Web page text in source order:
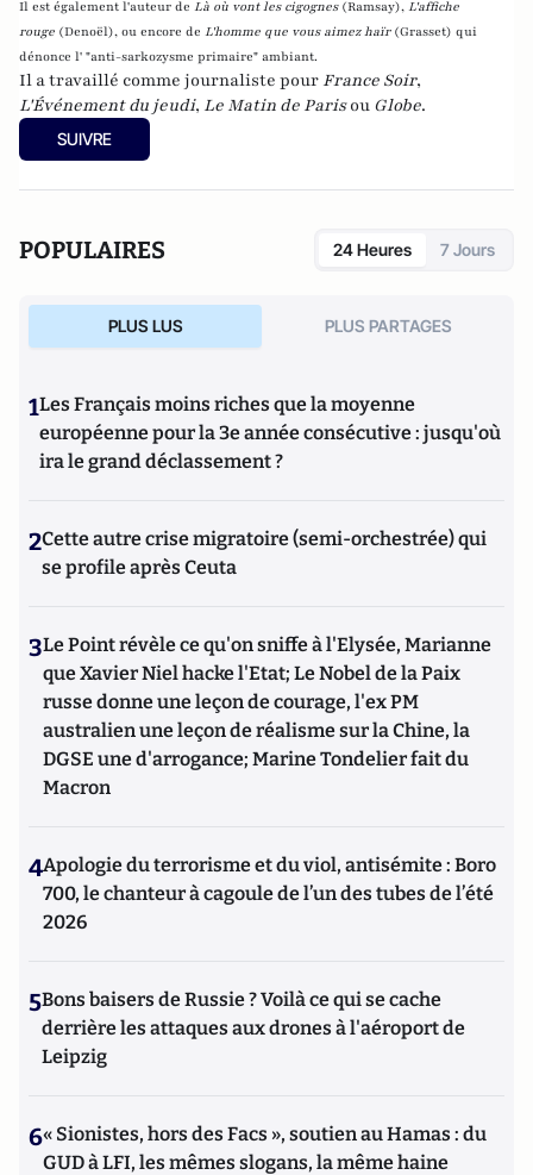
Il est également l'auteur de Là où vont les cigognes (Ramsay), L'affiche
rouge (Denoël), ou encore de L'homme que vous aimez haïr (Grasset) qui
dénonce l' "anti-sarkozysme primaire" ambiant.
Il a travaillé comme journaliste pour France Soir,
L'Événement du jeudi, Le Matin de Parisou Globe.
SUIVRE
POPULAIRES 24 Heures 7 Jours
PLUS LUS PLUS PARTAGES
1Les Français moins riches que la moyenne
européenne pour la 3e année consécutive : jusqu'où
ira le grand déclassement ?
2Cette autre crise migratoire (semi-orchestrée) qui
se profile après Ceuta
3Le Point révèle ce qu'on sniffe à l'Elysée, Marianne
que Xavier Niel hacke l'Etat; Le Nobel de la Paix
russe donne une leçon de courage, l'ex PM
australien une leçon de réalisme sur la Chine, la
DGSE une d'arrogance; Marine Tondelier fait du
Macron
4Apologie du terrorisme et du viol, antisémite : Boro
700, le chanteur à cagoule de l’un des tubes de l’été
2026
5Bons baisers de Russie ? Voilà ce qui se cache
derrière les attaques aux drones à l'aéroport de
Leipzig
6« Sionistes, hors des Facs », soutien au Hamas : du
GUD à LFI, les mêmes slogans, la même haine